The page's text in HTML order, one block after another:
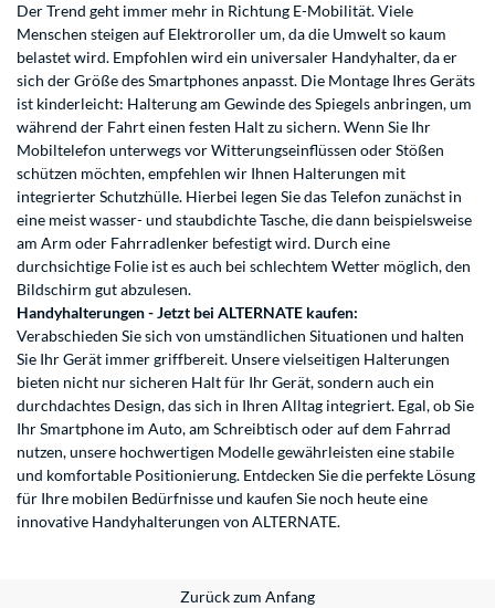
Der Trend geht immer mehr in Richtung E-Mobilität. Viele
Menschen steigen auf Elektroroller um, da die Umwelt so kaum
belastet wird. Empfohlen wird ein universaler Handyhalter, da er
sich der Größe des Smartphones anpasst. Die Montage Ihres Geräts
ist kinderleicht: Halterung am Gewinde des Spiegels anbringen, um
während der Fahrt einen festen Halt zu sichern. Wenn Sie Ihr
Mobiltelefon unterwegs vor Witterungseinflüssen oder Stößen
schützen möchten, empfehlen wir Ihnen Halterungen mit
integrierter Schutzhülle. Hierbei legen Sie das Telefon zunächst in
eine meist wasser- und staubdichte Tasche, die dann beispielsweise
am Arm oder Fahrradlenker befestigt wird. Durch eine
durchsichtige Folie ist es auch bei schlechtem Wetter möglich, den
Bildschirm gut abzulesen.
Handyhalterungen - Jetzt bei ALTERNATE kaufen:
Verabschieden Sie sich von umständlichen Situationen und halten
Sie Ihr Gerät immer griffbereit. Unsere vielseitigen Halterungen
bieten nicht nur sicheren Halt für Ihr Gerät, sondern auch ein
durchdachtes Design, das sich in Ihren Alltag integriert. Egal, ob Sie
Ihr Smartphone im Auto, am Schreibtisch oder auf dem Fahrrad
nutzen, unsere hochwertigen Modelle gewährleisten eine stabile
und komfortable Positionierung. Entdecken Sie die perfekte Lösung
für Ihre mobilen Bedürfnisse und kaufen Sie noch heute eine
innovative Handyhalterungen von ALTERNATE.
Zurück zum Anfang